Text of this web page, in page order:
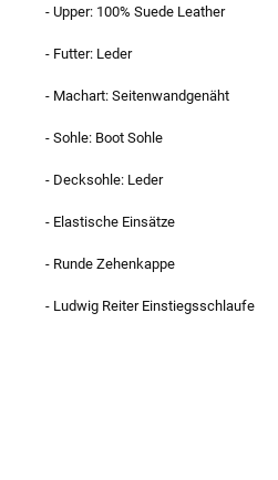
- Upper: 100% Suede Leather
- Futter: Leder
- Machart: Seitenwandgenäht
- Sohle: Boot Sohle
- Decksohle: Leder
- Elastische Einsätze
- Runde Zehenkappe
- Ludwig Reiter Einstiegsschlaufe